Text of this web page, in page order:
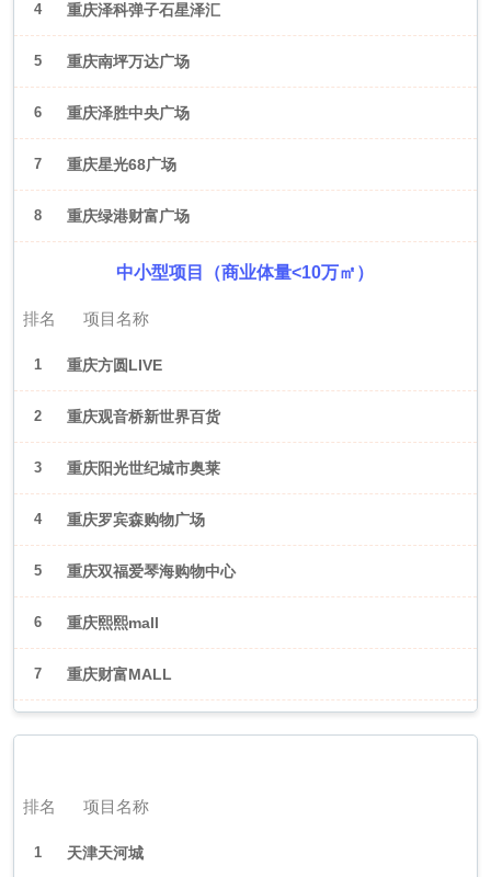
4 重庆泽科弹子石星泽汇
5 重庆南坪万达广场
6 重庆泽胜中央广场
7 重庆星光68广场
8 重庆绿港财富广场
中小型项目（商业体量<10万㎡）
排名 项目名称
1 重庆方圆LIVE
2 重庆观音桥新世界百货
3 重庆阳光世纪城市奥莱
4 重庆罗宾森购物广场
5 重庆双福爱琴海购物中心
6 重庆熙熙mall
7 重庆财富MALL
排名 项目名称
1 天津天河城